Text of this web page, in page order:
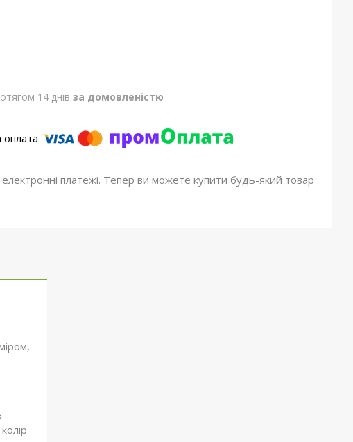
14 днів за домовленістю
електронні платежі. Тепер ви можете купити будь-який товар